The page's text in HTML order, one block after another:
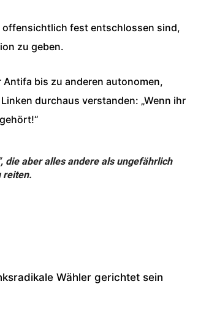
offensichtlich fest entschlossen sind,
zu geben.
bis zu anderen autonomen,
durchaus verstanden: „Wenn ihr
die aber alles andere als ungefährlich
reiten.
Wähler gerichtet sein